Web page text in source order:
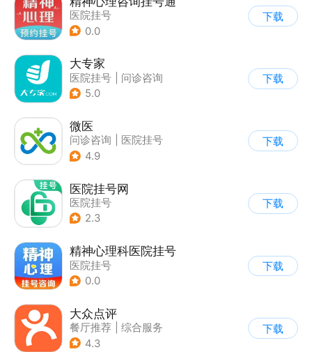
医院挂号
0.0
下载
大专家
医院挂号
问诊咨询
5.0
下载
微医
问诊咨询
医院挂号
4.9
下载
医院挂号网
医院挂号
2.3
下载
精神心理科医院挂号
医院挂号
0.0
下载
大众点评
餐厅推荐
综合服务
4.3
下载